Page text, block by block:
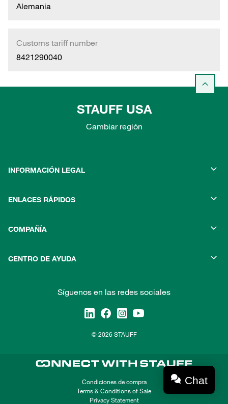
Alemania
Customs tariff number
8421290040
STAUFF USA
Cambiar región
INFORMACIÓN LEGAL
ENLACES RÁPIDOS
COMPAÑÍA
CENTRO DE AYUDA
Síguenos en las redes sociales
© 2026 STAUFF
Condiciones de compra
Terms & Conditions of Sale
Privacy Statement
Chat